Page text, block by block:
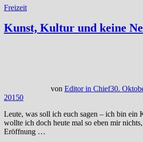
Freizeit
Kunst, Kultur und keine
von Editor in Chief30.
20150
Leute, was soll ich euch sagen – ich bin ein
wollte ich doch heute mal so eben mir
Eröffnung …